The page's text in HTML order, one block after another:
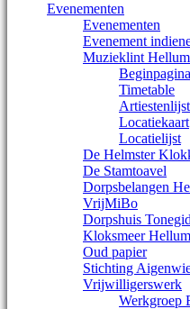
Evenementen
Evenementen
Evenement
Muzieklint
Beginpagina
Timetable
Artiestenlijst
Locatiekaart
Locatielijst
De Helmster
De Stamtoavel
Dorpsbelangen
VrijMiBo
Dorpshuis
Kloksmeer Hellum
Oud papier
Stichting
Vrijwilligerswerk
Werkgroep